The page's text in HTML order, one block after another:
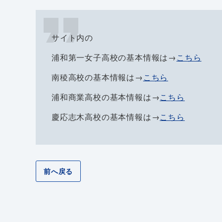
サイト内の
浦和第一女子高校の基本情報は→こちら
南稜高校の基本情報は→こちら
浦和商業高校の基本情報は→こちら
慶応志木高校の基本情報は→こちら
前へ戻る